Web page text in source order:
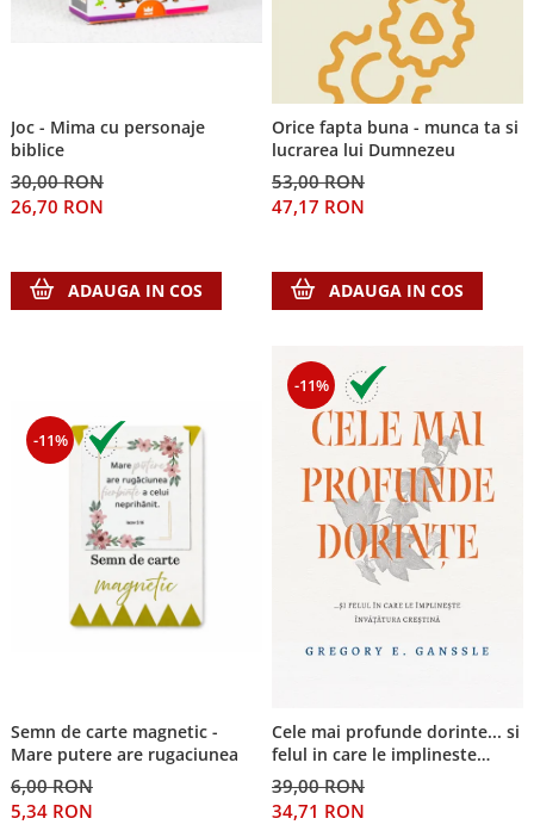
Joc - Mima cu personaje
biblice
30,00 RON
26,70 RON
ADAUGA IN COS
Orice fapta buna - munca ta si
lucrarea lui Dumnezeu
53,00 RON
47,17 RON
ADAUGA IN COS
-11%
Semn de carte magnetic -
Mare putere are rugaciunea
6,00 RON
5,34 RON
-11%
Cele mai profunde dorinte... si
felul in care le implineste
invatatura crestina
39,00 RON
34,71 RON